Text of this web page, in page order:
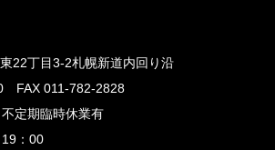
22丁目3-2札幌新道内回り沿
FAX 011-782-2828
定期臨時休業有
：00